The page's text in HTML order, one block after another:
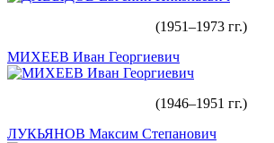
(1951–1973 гг.)
МИХЕЕВ Иван Георгиевич
(1946–1951 гг.)
ЛУКЬЯНОВ Максим Степанович